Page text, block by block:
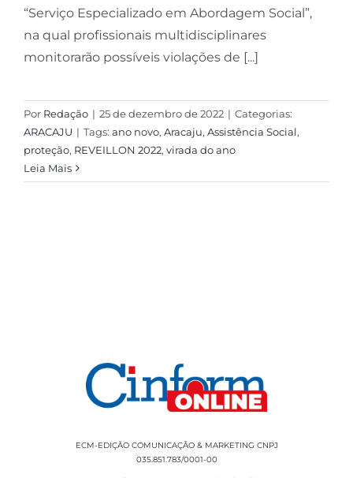
“Serviço Especializado em Abordagem Social”,
na qual profissionais multidisciplinares
monitorarão possíveis violações de [...]
Por Redação | 25 de dezembro de 2022 | Categorias:
ARACAJU | Tags: ano novo, Aracaju, Assistência Social,
proteção, REVEILLON 2022, virada do ano
Leia Mais
ECM-EDIÇÃO COMUNICAÇÃO & MARKETING CNPJ
035.851.783/0001-00